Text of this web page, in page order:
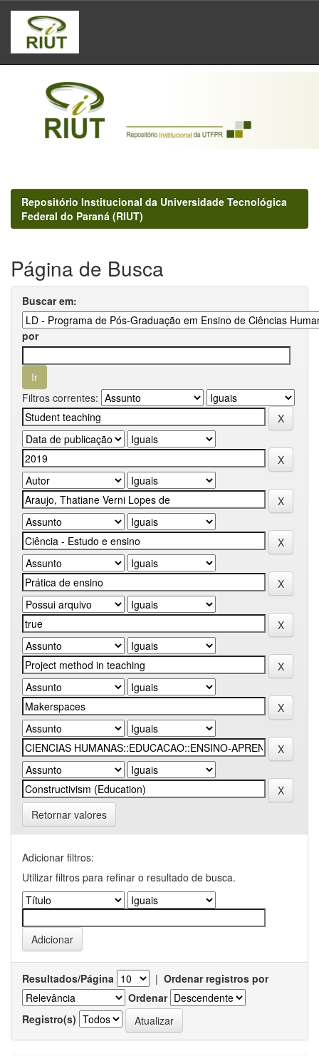
Skip
navigation
Repositório Institucional da Universidade Tecnológica
Federal do Paraná (RIUT)
Página de Busca
Buscar em:
por
Filtros correntes:
Retornar valores
Adicionar filtros:
Utilizar filtros para refinar o resultado de busca.
Resultados/Página | Ordenar registros por
Ordenar
Registro(s)